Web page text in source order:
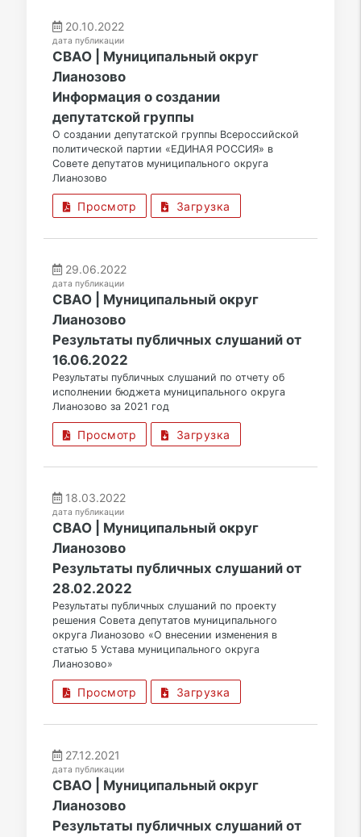
20.10.2022
дата публикации
СВАО | Муниципальный округ
Лианозово
Информация о создании
депутатской группы
О создании депутатской группы Всероссийской
политической партии «ЕДИНАЯ РОССИЯ» в
Совете депутатов муниципального округа
Лианозово
Просмотр Загрузка
29.06.2022
дата публикации
СВАО | Муниципальный округ
Лианозово
Результаты публичных слушаний от
16.06.2022
Результаты публичных слушаний по отчету об
исполнении бюджета муниципального округа
Лианозово за 2021 год
Просмотр Загрузка
18.03.2022
дата публикации
СВАО | Муниципальный округ
Лианозово
Результаты публичных слушаний от
28.02.2022
Результаты публичных слушаний по проекту
решения Совета депутатов муниципального
округа Лианозово «О внесении изменения в
статью 5 Устава муниципального округа
Лианозово»
Просмотр Загрузка
27.12.2021
дата публикации
СВАО | Муниципальный округ
Лианозово
Результаты публичных слушаний от